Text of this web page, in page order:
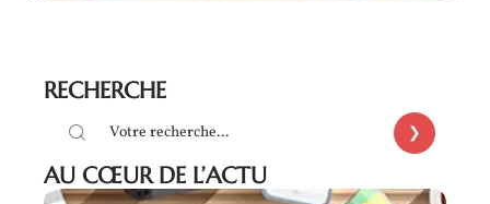
RECHERCHE
AU CŒUR DE L’ACTU